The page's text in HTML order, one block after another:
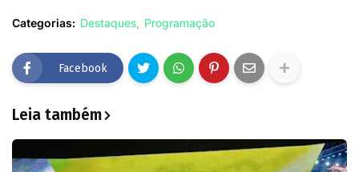
Categorias: Destaques Programação
Facebook
Leia também